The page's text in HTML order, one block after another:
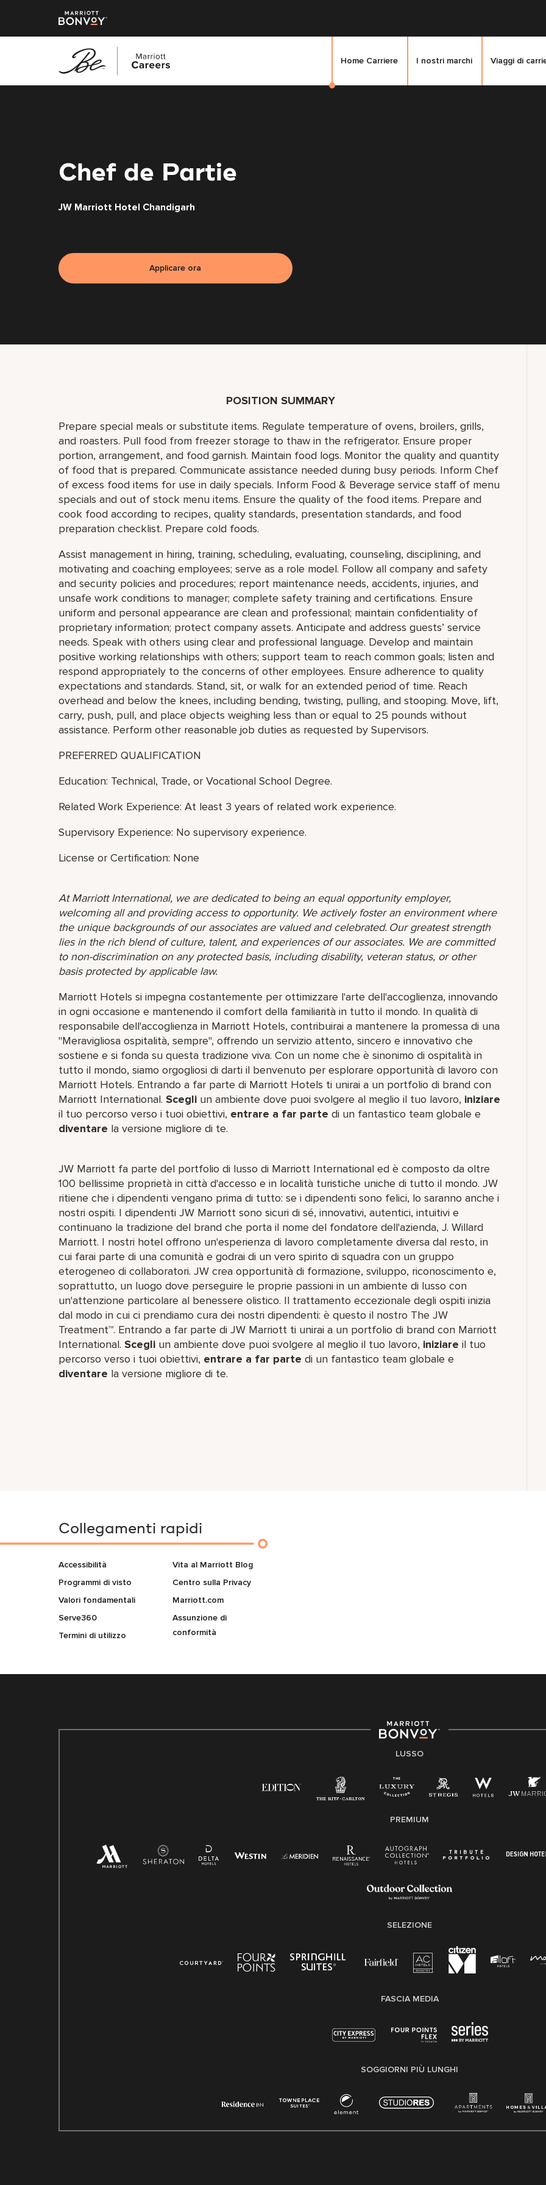
Home Carriere I nostri marchi Viaggi di
Chef de Partie
JW Marriott Hotel Chandigarh
Applicare ora
POSITION SUMMARY
Prepare special meals or substitute items. Regulate temperature of ovens, broilers, grills,
and roasters. Pull food from freezer storage to thaw in the refrigerator. Ensure proper
portion, arrangement, and food garnish. Maintain food logs. Monitor the quality and quantity
of food that is prepared. Communicate assistance needed during busy periods. Inform Chef
of excess food items for use in daily specials. Inform Food & Beverage service staff of menu
specials and out of stock menu items. Ensure the quality of the food items. Prepare and
cook food according to recipes, quality standards, presentation standards, and food
preparation checklist. Prepare cold foods.
Assist management in hiring, training, scheduling, evaluating, counseling, disciplining, and
motivating and coaching employees; serve as a role model. Follow all company and safety
and security policies and procedures; report maintenance needs, accidents, injuries, and
unsafe work conditions to manager; complete safety training and certifications. Ensure
uniform and personal appearance are clean and professional; maintain confidentiality of
proprietary information; protect company assets. Anticipate and address guests’ service
needs. Speak with others using clear and professional language. Develop and maintain
positive working relationships with others; support team to reach common goals; listen and
respond appropriately to the concerns of other employees. Ensure adherence to quality
expectations and standards. Stand, sit, or walk for an extended period of time. Reach
overhead and below the knees, including bending, twisting, pulling, and stooping. Move, lift,
carry, push, pull, and place objects weighing less than or equal to 25 pounds without
assistance. Perform other reasonable job duties as requested by Supervisors.
PREFERRED QUALIFICATION
Education: Technical, Trade, or Vocational School Degree.
Related Work Experience: At least 3 years of related work experience.
Supervisory Experience: No supervisory experience.
License or Certification: None
At Marriott International, we are dedicated to being an equal opportunity employer,
welcoming all and providing access to opportunity. We actively foster an environment where
the unique backgrounds of our associates are valued and celebrated. Our greatest strength
lies in the rich blend of culture, talent, and experiences of our associates. We are committed
to non-discrimination on any protected basis, including disability, veteran status, or other
basis protected by applicable law.
Marriott Hotels si impegna costantemente per ottimizzare l'arte dell'accoglienza, innovando
in ogni occasione e mantenendo il comfort della familiarità in tutto il mondo. In qualità di
responsabile dell'accoglienza in Marriott Hotels, contribuirai a mantenere la promessa di una
"Meravigliosa ospitalità, sempre", offrendo un servizio attento, sincero e innovativo che
sostiene e si fonda su questa tradizione viva. Con un nome che è sinonimo di ospitalità in
tutto il mondo, siamo orgogliosi di darti il benvenuto per esplorare opportunità di lavoro con
Marriott Hotels. Entrando a far parte di Marriott Hotels ti unirai a un portfolio di brand con
Marriott International. Scegli un ambiente dove puoi svolgere al meglio il tuo lavoro,​ iniziare
il tuo percorso verso i tuoi obiettivi, entrare a far parte di un fantastico team​ globale e
diventare la versione migliore di te.
JW Marriott fa parte del portfolio di lusso di Marriott International ed è composto da oltre
100 bellissime proprietà in città d'accesso e in località turistiche uniche di tutto il mondo. JW
ritiene che i dipendenti vengano prima di tutto: se i dipendenti sono felici, lo saranno anche i
nostri ospiti. I dipendenti JW Marriott sono sicuri di sé, innovativi, autentici, intuitivi e
continuano la tradizione del brand che porta il nome del fondatore dell'azienda, J. Willard
Marriott. I nostri hotel offrono un'esperienza di lavoro completamente diversa dal resto, in
cui farai parte di una comunità e godrai di un vero spirito di squadra con un gruppo
eterogeneo di collaboratori. JW crea opportunità di formazione, sviluppo, riconoscimento e,
soprattutto, un luogo dove perseguire le proprie passioni in un ambiente di lusso con
un'attenzione particolare al benessere olistico. Il trattamento eccezionale degli ospiti inizia
dal modo in cui ci prendiamo cura dei nostri dipendenti: è questo il nostro The JW
Treatment™. Entrando a far parte di JW Marriott ti unirai a un portfolio di brand con Marriott
International. Scegli un ambiente dove puoi svolgere al meglio il tuo lavoro,​ iniziare il tuo
percorso verso i tuoi obiettivi, entrare a far parte di un fantastico team​ globale e
diventare la versione migliore di te.
Collegamenti rapidi
Accessibilità
Programmi di visto
Valori fondamentali
Serve360
Termini di utilizzo
Vita al Marriott Blog
Centro sulla Privacy
Marriott.com
Assunzione di
conformità
LUSSO
PREMIUM
SELEZIONE
FASCIA MEDIA
SOGGIORNI PIÙ LUNGHI